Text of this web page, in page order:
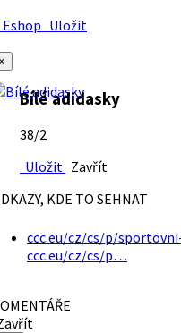
Uložit
Bílé adidasky
38/2
Uložit Zavřít
KDE TO SEHNAT
ccc.eu/cz/cs/p/
ccc.eu/cz/cs/p…